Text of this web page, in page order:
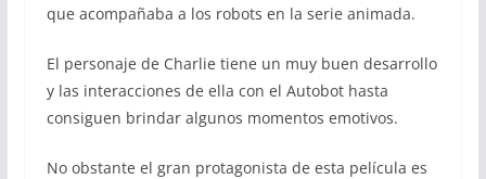
que acompañaba a los robots en la serie animada.
El personaje de Charlie tiene un muy buen desarrollo
y las interacciones de ella con el Autobot hasta
consiguen brindar algunos momentos emotivos.
No obstante el gran protagonista de esta película es